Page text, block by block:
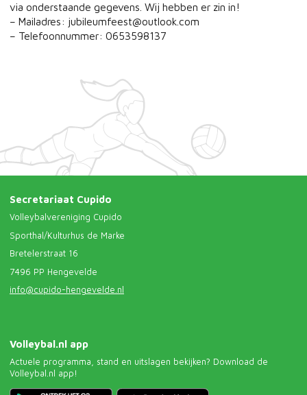
via onderstaande gegevens. Wij hebben er zin in!
– Mailadres: jubileumfeest@outlook.com
– Telefoonnummer: 0653598137
Secretariaat Cupido
Volleybalvereniging Cupido
Sporthal/Kulturhus de Marke
Bretelerstraat 16
7496 PP Hengevelde
info@cupido-hengevelde.nl
Volleybal.nl app
Actuele programma, stand en uitslagen bekijken? Download de
Volleybal.nl app!